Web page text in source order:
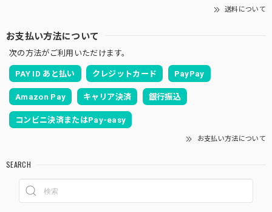
送料について
お支払い方法について
次の方法がご利用いただけます。
PAY ID あと払い クレジットカード PayPay
Amazon Pay キャリア決済 銀行振込
コンビニ決済またはPay-easy
お支払い方法について
SEARCH